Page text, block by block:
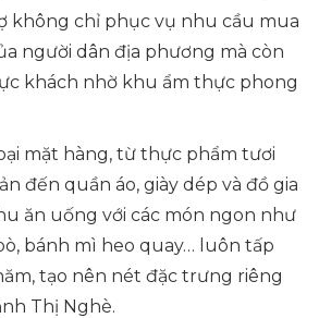
không chỉ phục vụ nhu cầu mua
người dân địa phương mà còn
khách nhờ khu ẩm thực phong
mặt hàng, từ thực phẩm tươi
đến quần áo, giày dép và đồ gia
ăn uống với các món ngon như
bánh mì heo quay… luôn tấp
tạo nên nét đặc trưng riêng
Thị Nghè.